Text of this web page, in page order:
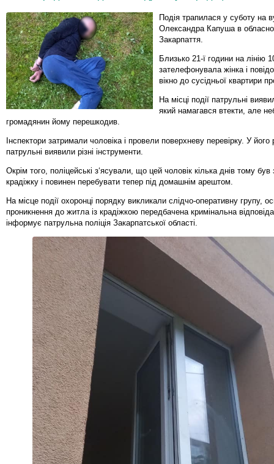
Подія трапилася у суботу на
Олександра Капуша в
Закарпаття.
Близько 21-ї години на лінію
зателефонувала жінка і
вікно до сусідньої квартири
На місці події патрульні
який намагався втекти, але
громадянин йому перешкодив.
Інспектори затримали чоловіка і провели поверхневу перевірку. У його
патрульні виявили різні інструменти.
Окрім того, поліцейські з‘ясували, що цей чоловік кілька днів тому
крадіжку і повинен перебувати тепер під домашнім арештом.
На місце події охоронці порядку викликали слідчо-оперативну групу,
проникнення до житла із крадіжкою передбачена кримінальна
інформує патрульна поліція Закарпатської області.